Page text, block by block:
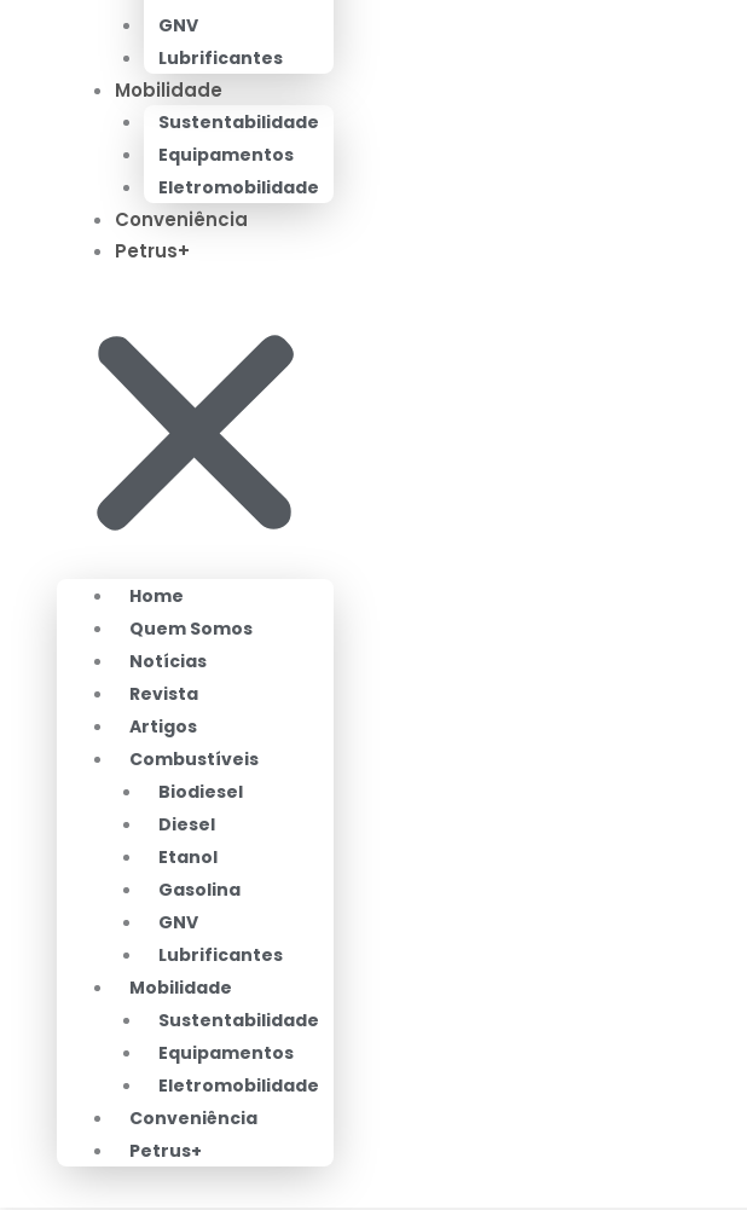
GNV
Lubrificantes
Mobilidade
Sustentabilidade
Equipamentos
Eletromobilidade
Conveniência
Petrus+
Home
Quem Somos
Notícias
Revista
Artigos
Combustíveis
Biodiesel
Diesel
Etanol
Gasolina
GNV
Lubrificantes
Mobilidade
Sustentabilidade
Equipamentos
Eletromobilidade
Conveniência
Petrus+